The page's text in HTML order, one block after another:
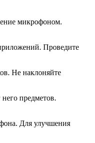
микрофоном.
Проведите
Не наклоняйте
предметов.
Для улучшения